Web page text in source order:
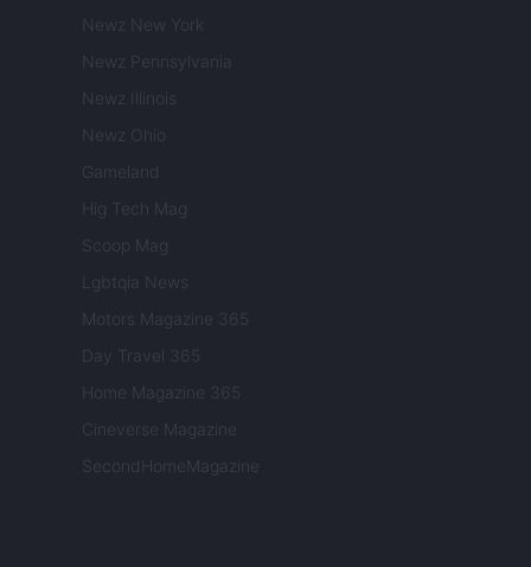
Newz New York
Newz Pennsylvania
Newz Illinois
Newz Ohio
Gameland
Hig Tech Mag
Scoop Mag
Lgbtqia News
Motors Magazine 365
Day Travel 365
Home Magazine 365
Cineverse Magazine
SecondHomeMagazine